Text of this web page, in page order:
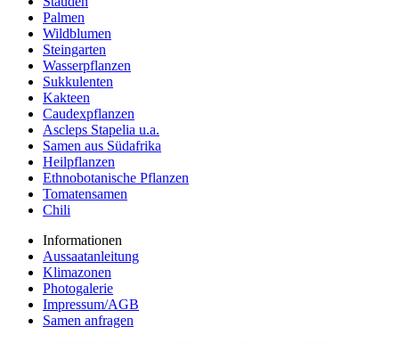
Palmen
Wildblumen
Steingarten
Wasserpflanzen
Sukkulenten
Kakteen
Caudexpflanzen
Ascleps Stapelia u.a.
Samen aus Südafrika
Heilpflanzen
Ethnobotanische Pflanzen
Tomatensamen
Chili
Informationen
Aussaatanleitung
Klimazonen
Photogalerie
Impressum/AGB
Samen anfragen